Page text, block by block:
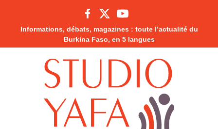
Informations, débats, magazines : toute l’actualité du
Burkina Faso, en 5 langues